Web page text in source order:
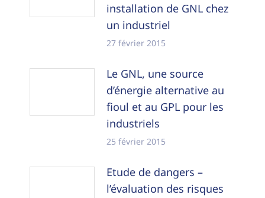
installation de GNL chez
un industriel
27 février 2015
Le GNL, une source
d’énergie alternative au
fioul et au GPL pour les
industriels
25 février 2015
Etude de dangers –
l’évaluation des risques